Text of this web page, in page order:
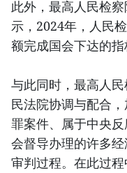
此外，最高人民检
示，2024年，人民
额完成国会下达的指
与此同时，最高人
民法院协调与配合
罪案件、属于中央
会督导办理的许多
审判过程。在此过